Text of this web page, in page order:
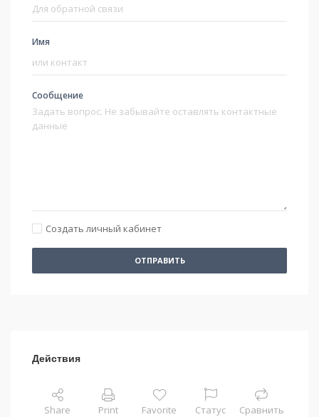
Имя
Сообщение
Создать личный кабинет
ОТПРАВИТЬ
Действия
Share Print Favorite Статус Сравнить